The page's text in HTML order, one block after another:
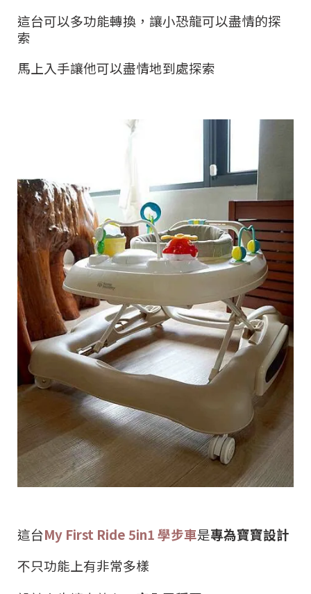
這台可以多功能轉換，讓小恐龍可以盡情的探
索
馬上入手讓他可以盡情地到處探索
這台My First Ride 5in1學步車是專為寶寶設計
不只功能上有非常多樣